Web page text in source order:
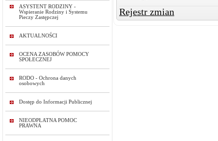
ASYSTENT RODZINY -
Wspieranie Rodziny i Systemu
Pieczy Zastępczej
AKTUALNOŚCI
OCENA ZASOBÓW POMOCY
SPOŁECZNEJ
RODO - Ochrona danych
osobowych
Dostęp do Informacji Publicznej
NIEODPŁATNA POMOC
PRAWNA
Rejestr zmian